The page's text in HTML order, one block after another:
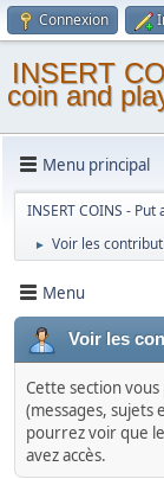
Connexion
INSERT
coin and
Menu principal
INSERT COINS -
► Voir les
Menu
Voir les
Cette section
(messages, sujets
pourrez voir que
avez accès.